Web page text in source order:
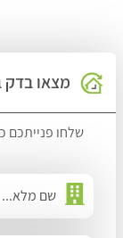
מצאו בדק
שלחו